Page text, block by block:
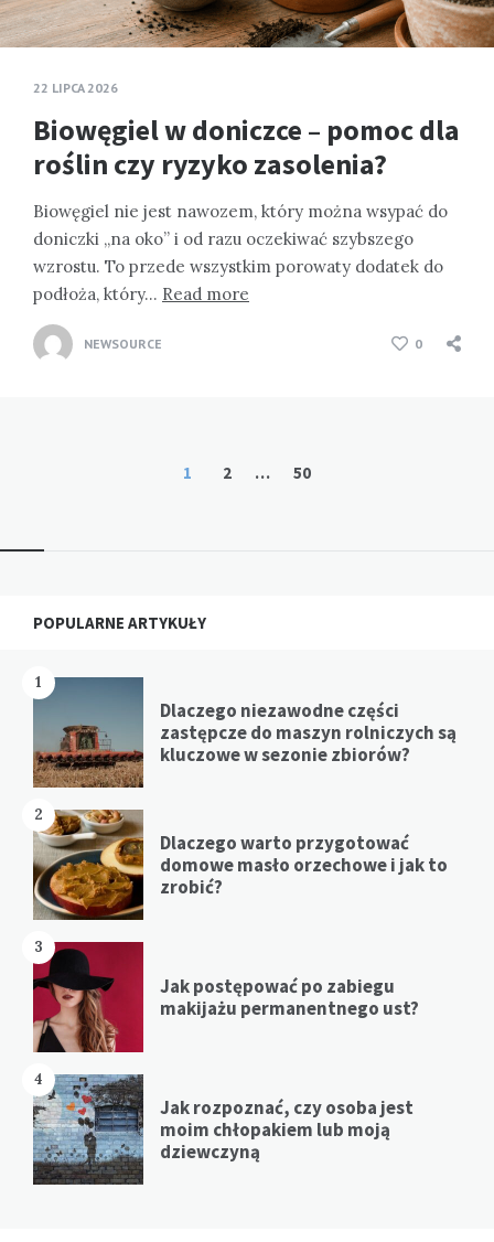
22 LIPCA 2026
Biowęgiel w doniczce – pomoc dla
roślin czy ryzyko zasolenia?
Biowęgiel nie jest nawozem, który można wsypać do
doniczki „na oko” i od razu oczekiwać szybszego
wzrostu. To przede wszystkim porowaty dodatek do
podłoża, który… Read more
NEWSOURCE 0
1 2 … 50
Widgets
POPULARNE ARTYKUŁY
1
Dlaczego niezawodne części
zastępcze do maszyn rolniczych są
kluczowe w sezonie zbiorów?
2
Dlaczego warto przygotować
domowe masło orzechowe i jak to
zrobić?
3
Jak postępować po zabiegu
makijażu permanentnego ust?
4
Jak rozpoznać, czy osoba jest
moim chłopakiem lub moją
dziewczyną